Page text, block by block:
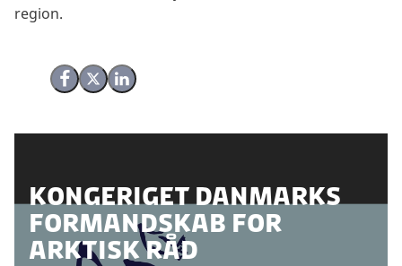
Del på Facebook
Del på X (Twitter)
Del på LinkedIn
region.
Kongeriget Danmarks
formandskab for
Arktisk Råd